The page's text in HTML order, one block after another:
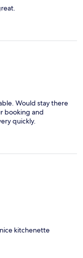
Would stay there
booking and
quickly.
kitchenette